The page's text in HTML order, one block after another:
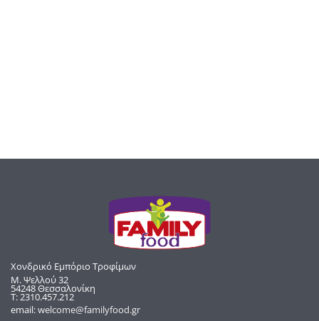
Χονδρικό Εμπόριο Τροφίμων
Μ. Ψελλού 32
54248 Θεσσαλονίκη
Τ: 2310.457.212
email:welcome@familyfood.gr